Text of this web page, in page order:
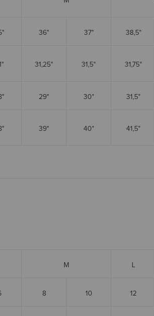
36" 37" 38,5"
31,25" 31,5" 31,75"
29" 30" 31,5"
39" 40" 41,5"
M L
8 10 12